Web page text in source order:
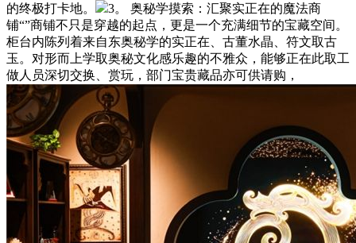
的终极打卡地。
3。 奥秘学摸索：汇聚实正在的魔法商
铺“”商铺不只是穿越的起点，更是一个充满细节的宝藏空间。
柜台内陈列着来自东奥秘学的实正在、古董水晶、符文取古
玉。对形而上学取奥秘文化感乐趣的不雅众，能够正在此取工
做人员深切交换、赏玩，部门宝贵藏品亦可供请购，